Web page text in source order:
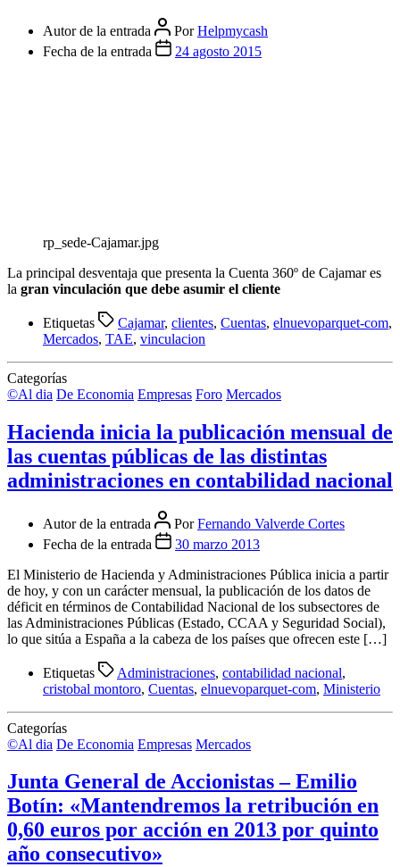
Autor de la entrada PorHelpmycash
Fecha de la entrada
24 agosto 2015
rp_sede-Cajamar.jpg
La principal desventaja que presenta la Cuenta 360º de Cajamar es
la gran vinculación que debe asumir el cliente
Etiquetas Cajamar, clientes, Cuentas, elnuevoparquet-com,
Mercados, TAE, vinculacion
Categorías
©Al dia De Economia Empresas Foro Mercados
Hacienda inicia la publicación mensual de
las cuentas públicas de las distintas
administraciones en contabilidad nacional
Autor de la entrada PorFernando Valverde Cortes
Fecha de la entrada
30 marzo 2013
El Ministerio de Hacienda y Administraciones Pública inicia a partir
de hoy, y con un carácter mensual, la publicación de los datos de
déficit en términos de Contabilidad Nacional de los subsectores de
las Administraciones Públicas (Estado, CCAA y Seguridad Social),
lo que sitúa a España a la cabeza de los países que ofrecen este […]
Etiquetas Administraciones, contabilidad nacional,
cristobal montoro, Cuentas, elnuevoparquet-com, Ministerio
Categorías
©Al dia De Economia Empresas Mercados
Junta General de Accionistas – Emilio
Botín: «Mantendremos la retribución en
0,60 euros por acción en 2013 por quinto
año consecutivo»